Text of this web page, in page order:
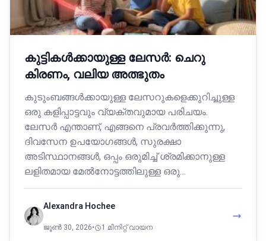
കുട്ടികൾക്കായുള്ള ലേസർ: ചെറു
കിരണം, വലിയ അത്ഭുതം
കുടുംബങ്ങൾക്കായുള്ള ലേസറുകളെക്കുറിച്ചുള്ള
ഒരു കളിപ്പാട്ടവും വ്യക്തവുമായ പരിചയം.
ലേസർ എന്താണ്, എങ്ങനെ പ്രവർത്തിക്കുന്നു,
ദിവസേന ഉപയോഗങ്ങൾ, സുരക്ഷാ
അടിസ്ഥാനങ്ങൾ, ഒപ്പം ഒരുമിച്ച് ശ്രമിക്കാനുള്ള
ലളിതമായ മേൽനോട്ടത്തിലുള്ള ഒരു…
Alexandra Hochee
ജൂൺ 30, 2026• 1 മിനിറ്റ് വായന